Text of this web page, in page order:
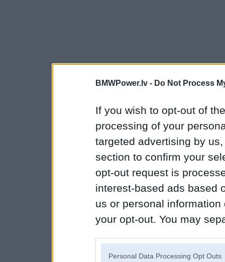
BMWPower.lv - Do Not Process
If you wish to opt-out of
processing of your
targeted advertising by
section to confirm your
opt-out request is
interest-based ads based
us or personal
your opt-out. You may
Personal Data Processing Opt Outs